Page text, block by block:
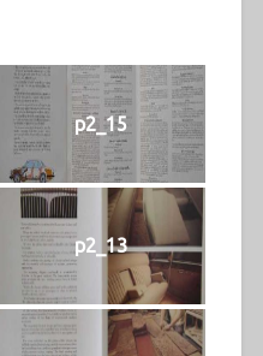
p2_15
p2_13